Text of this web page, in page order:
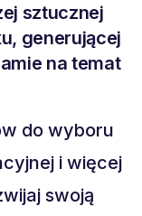
sztucznej
generującej
na temat
do wyboru
i więcej
swoją